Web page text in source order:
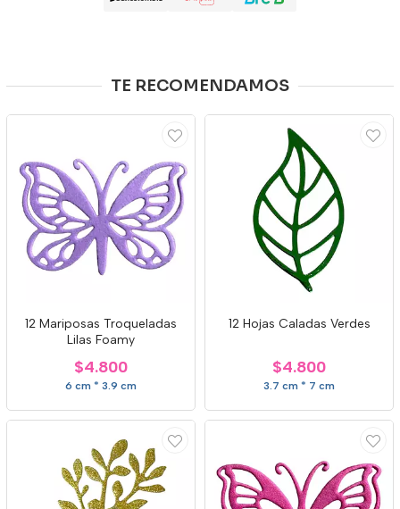
TE RECOMENDAMOS
12 Mariposas Troqueladas
Lilas Foamy
$4.800
6 cm * 3.9 cm
12 Hojas Caladas Verdes
$4.800
3.7 cm * 7 cm